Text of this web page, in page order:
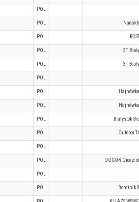
POL
POL
POL
POL 3T
POL 3T
POL
POL
POL
POL Białystok
POL Outdoor
POL
POL DOGOŃ
POL
POL Dominik